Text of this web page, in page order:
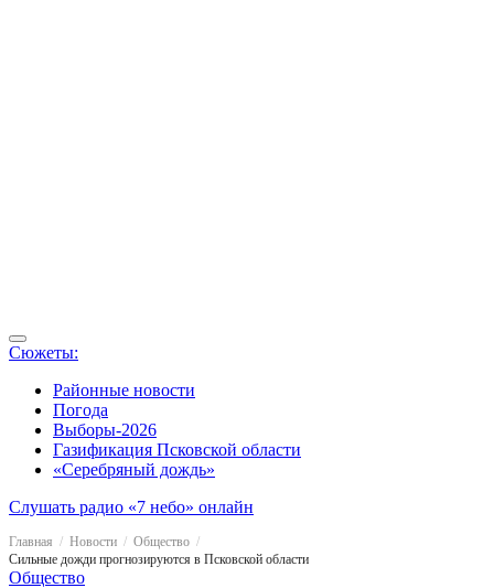
Сюжеты:
Районные новости
Погода
Выборы-2026
Газификация Псковской области
«Серебряный дождь»
Слушать радио «7 небо» онлайн
Главная Новости
Общество
Сильные дожди прогнозируются в Псковской области
Общество